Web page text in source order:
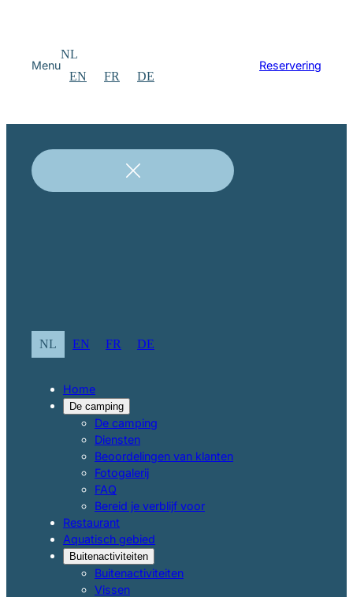
Menu
NL
EN
FR DE
Reservering
NL EN FR DE
Home
De camping
De camping
Diensten
Beoordelingen van klanten
Fotogalerij
FAQ
Bereid je verblijf voor
Restaurant
Aquatisch gebied
Buitenactiviteiten
Buitenactiviteiten
Vissen